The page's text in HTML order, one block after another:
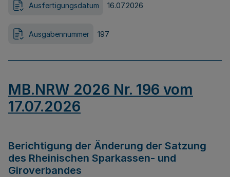
Ausfertigungsdatum 16.07.2026
Ausgabennummer 197
MB.NRW 2026 Nr. 196 vom
17.07.2026
Berichtigung der Änderung der Satzung
des Rheinischen Sparkassen- und
Giroverbandes